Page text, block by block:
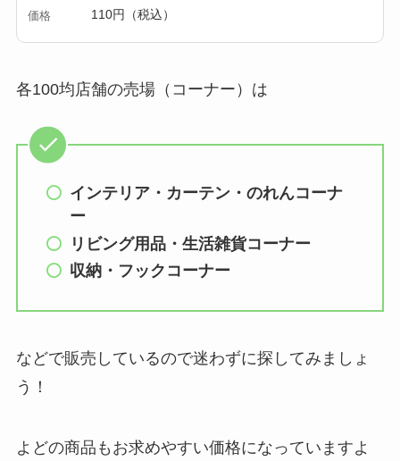
価格 110円（税込）
各100均店舗の売場（コーナー）は
インテリア・カーテン・のれんコーナ
ー
リビング用品・生活雑貨コーナー
収納・フックコーナー
などで販売しているので迷わずに探してみましょ
う！
よどの商品もお求めやすい価格になっていますよ